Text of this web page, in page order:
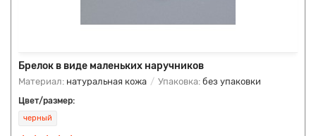
Брелок в виде маленьких наручников
Материал: натуральная кожа Упаковка: без упаковки
Цвет/размер:
черный